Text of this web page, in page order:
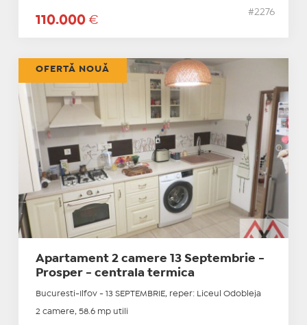
110.000 €
#2276
Apartament 2 camere 13 Septembrie -
Prosper - centrala termica
Bucuresti-Ilfov - 13 SEPTEMBRIE, reper: Liceul Odobleja
2 camere, 58.6 mp utili
OFERTĂ NOUĂ